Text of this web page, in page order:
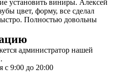
установить виниры​. Алексей
цвет, форму, все сделал
Полностью довольны
администратор нашей
с 9:00 до 20:00